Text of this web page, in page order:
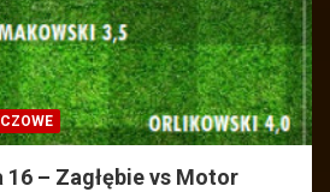
– Zagłębie vs Motor